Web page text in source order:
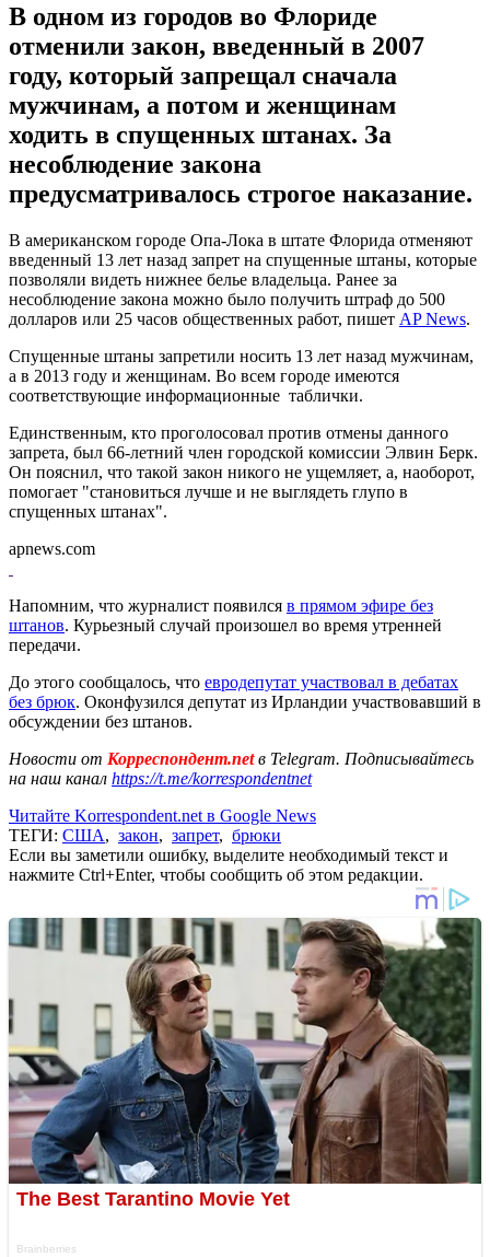
В одном из городов во Флориде
отменили закон, введенный в 2007
году, который запрещал сначала
мужчинам, а потом и женщинам
ходить в спущенных штанах. За
несоблюдение закона
предусматривалось строгое наказание.
В американском городе Опа-Лока в штате Флорида отменяют
введенный 13 лет назад запрет на спущенные штаны, которые
позволяли видеть нижнее белье владельца. Ранее за
несоблюдение закона можно было получить штраф до 500
долларов или 25 часов общественных работ, пишет AP News.
Спущенные штаны запретили носить 13 лет назад мужчинам,
а в 2013 году и женщинам. Во всем городе имеются
соответствующие информационные таблички.
Единственным, кто проголосовал против отмены данного
запрета, был 66-летний член городской комиссии Элвин Берк.
Он пояснил, что такой закон никого не ущемляет, а, наоборот,
помогает "становиться лучше и не выглядеть глупо в
спущенных штанах".
apnews.com
Напомним, что журналист появился в прямом эфире без
штанов. Курьезный случай произошел во время утренней
передачи.
До этого сообщалось, что евродепутат участвовал в дебатах
без брюк. Оконфузился депутат из Ирландии участвовавший в
обсуждении без штанов.
Новости от Корреспондент.netв Telegram. Подписывайтесь
на наш канал https://t.me/korrespondentnet
Читайте Korrespondent.net в Google News
ТЕГИ: США, закон, запрет, брюки
Если вы заметили ошибку, выделите необходимый текст и
нажмите Ctrl+Enter, чтобы сообщить об этом редакции.